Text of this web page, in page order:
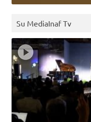
Su MediaInaf Tv